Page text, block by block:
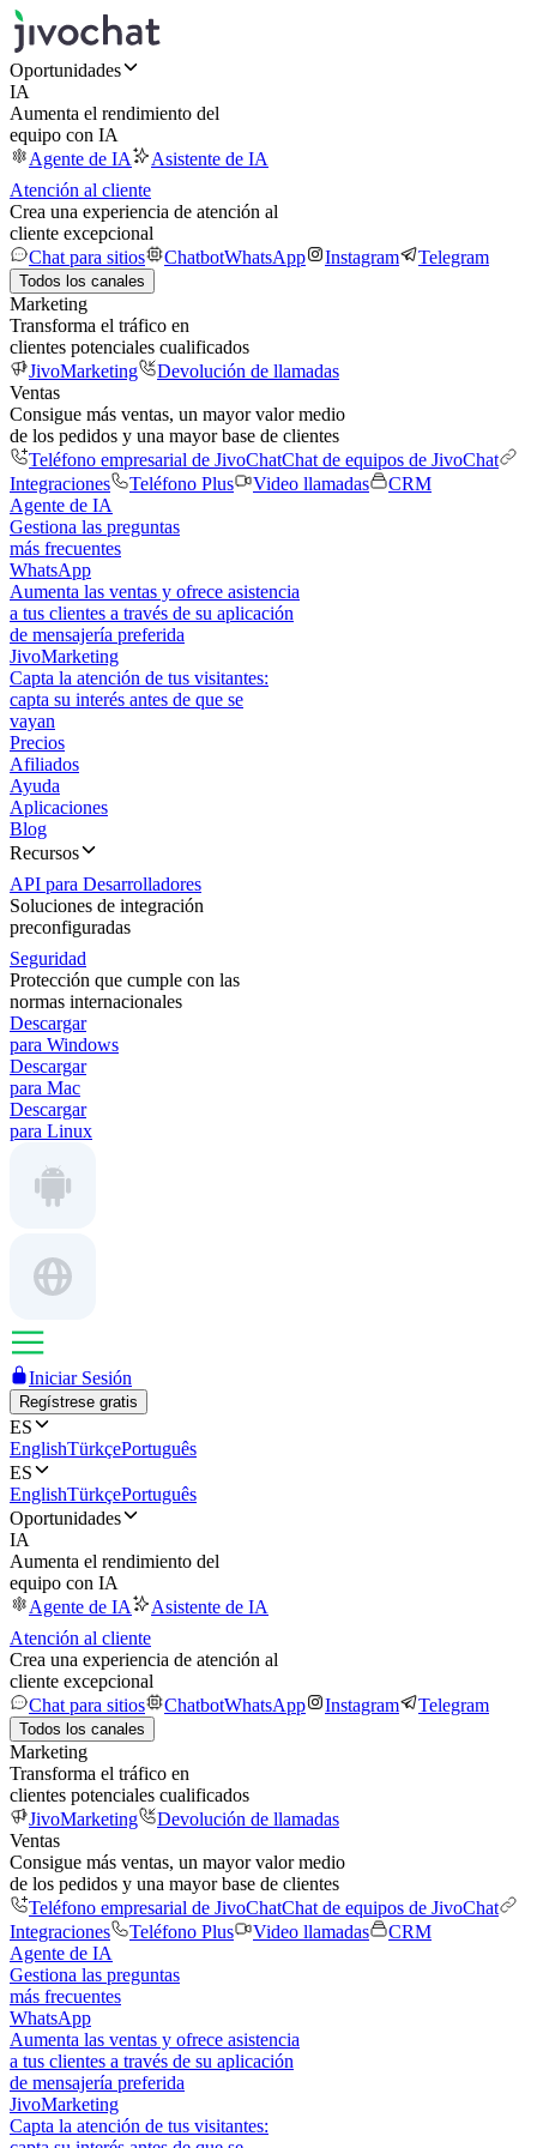
Oportunidades
IA
Aumenta el rendimiento del
equipo con IA
Agente de IA
Asistente de IA
Atención al cliente
Crea una experiencia de atención al
cliente excepcional
Chat para sitios
ChatbotWhatsApp Instagram Telegram
Todos los canales
Marketing
Transforma el tráfico en
clientes potenciales cualificados
JivoMarketing
Devolución de llamadas
Ventas
Consigue más ventas, un mayor valor medio
de los pedidos y una mayor base de clientes
Teléfono empresarial de JivoChatChat de equipos de JivoChat
Integraciones
Teléfono Plus Video llamadas
CRM
Agente de IA
Gestiona las preguntas
más frecuentes
WhatsApp
Aumenta las ventas y ofrece asistencia
a tus clientes a través de su aplicación
de mensajería preferida
JivoMarketing
Capta la atención de tus visitantes:
capta su interés antes de que se
vayan
Precios
Afiliados
Ayuda
Aplicaciones
Blog
Recursos
API para Desarrolladores
Soluciones de integración
preconfiguradas
Seguridad
Protección que cumple con las
normas internacionales
Descargar
para Windows
Descargar
para Mac
Descargar
para Linux
Iniciar Sesión
Regístrese gratis
ES
EnglishTürkçePortuguês
ES
EnglishTürkçePortuguês
Oportunidades
IA
Aumenta el rendimiento del
equipo con IA
Agente de IA
Asistente de IA
Atención al cliente
Crea una experiencia de atención al
cliente excepcional
Chat para sitios
ChatbotWhatsApp Instagram Telegram
Todos los canales
Marketing
Transforma el tráfico en
clientes potenciales cualificados
JivoMarketing
Devolución de llamadas
Ventas
Consigue más ventas, un mayor valor medio
de los pedidos y una mayor base de clientes
Teléfono empresarial de JivoChatChat de equipos de JivoChat
Integraciones
Teléfono Plus Video llamadas
CRM
Agente de IA
Gestiona las preguntas
más frecuentes
WhatsApp
Aumenta las ventas y ofrece asistencia
a tus clientes a través de su aplicación
de mensajería preferida
JivoMarketing
Capta la atención de tus visitantes: